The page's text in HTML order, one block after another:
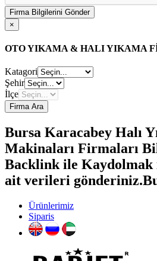
Firma Bilgilerini Gönder
×
OTO YIKAMA & HALI YIKAMA
Katagori
Şehir
İlçe
Firma Ara
Bursa Karacabey Halı
Makinaları Firmaları
Backlink ile Kaydolmak
ait verileri
Ürünlerimiz
Siparis